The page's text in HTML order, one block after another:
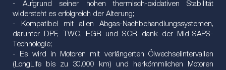
- Aufgrund seiner hohen thermisch-oxidativen Stabilität
widersteht es erfolgreich der Alterung;
- Kompatibel mit allen Abgas-Nachbehandlungssystemen,
darunter DPF, TWC, EGR und SCR dank der Mid-SAPS-
Technologie;
- Es wird in Motoren mit verlängerten Ölwechselintervallen
(LongLife bis zu 30.000 km) und herkömmlichen Motoren